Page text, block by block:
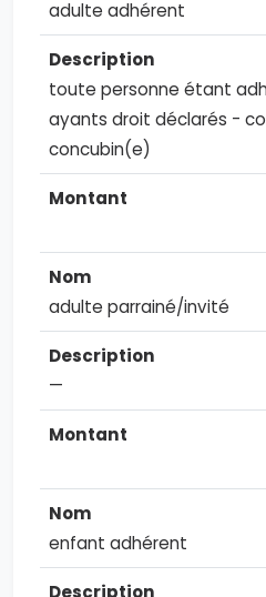
adulte adhérent
toute personne étant
ayants droit déclarés -
concubin(e)
adulte parrainé/invité
—
enfant adhérent